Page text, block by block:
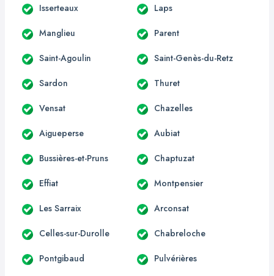
Isserteaux Laps
Manglieu Parent
Saint-Agoulin Saint-Genès-du-Retz
Sardon Thuret
Vensat Chazelles
Aigueperse Aubiat
Bussières-et-Pruns Chaptuzat
Effiat Montpensier
Les Sarraix Arconsat
Celles-sur-Durolle Chabreloche
Pontgibaud Pulvérières